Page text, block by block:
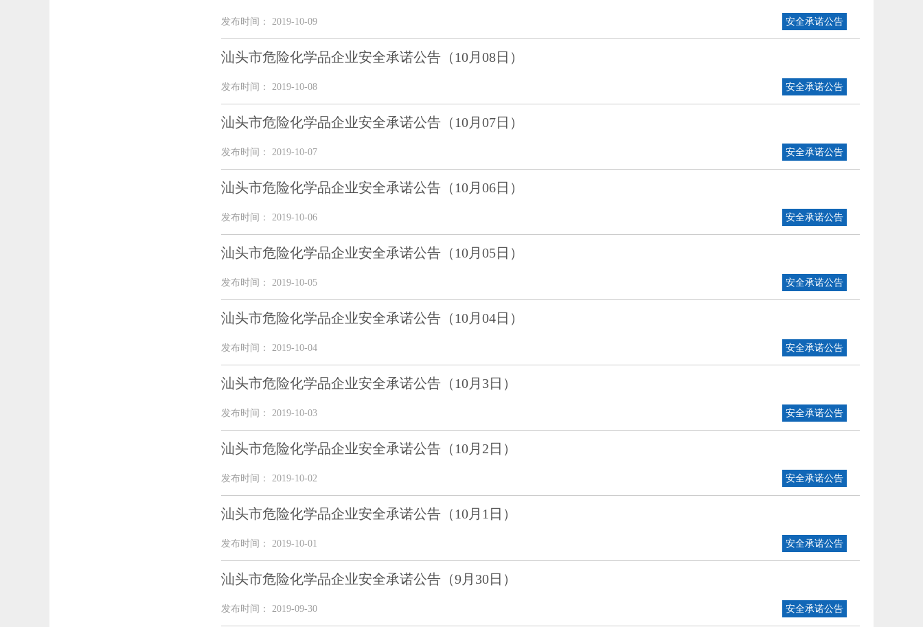
发布时间： 2019-10-09 安全承诺公告
汕头市危险化学品企业安全承诺公告（10月08日）
发布时间： 2019-10-08 安全承诺公告
汕头市危险化学品企业安全承诺公告（10月07日）
发布时间： 2019-10-07 安全承诺公告
汕头市危险化学品企业安全承诺公告（10月06日）
发布时间： 2019-10-06 安全承诺公告
汕头市危险化学品企业安全承诺公告（10月05日）
发布时间： 2019-10-05 安全承诺公告
汕头市危险化学品企业安全承诺公告（10月04日）
发布时间： 2019-10-04 安全承诺公告
汕头市危险化学品企业安全承诺公告（10月3日）
发布时间： 2019-10-03 安全承诺公告
汕头市危险化学品企业安全承诺公告（10月2日）
发布时间： 2019-10-02 安全承诺公告
汕头市危险化学品企业安全承诺公告（10月1日）
发布时间： 2019-10-01 安全承诺公告
汕头市危险化学品企业安全承诺公告（9月30日）
发布时间： 2019-09-30 安全承诺公告